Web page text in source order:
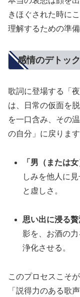
きほぐされた時に
理解するための準
感情のデトッ
歌詞に登場する「
は、日常の仮面を
を一口含み、その
の自分」に戻ります
「男（または
しみを他人に
と虚しさ。
思い出に浸る贅
影を、お酒の
浄化させる。
このプロセスこそ
「説得力のある歌